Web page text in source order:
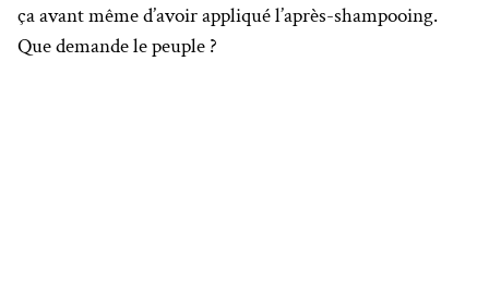
ça avant même d’avoir appliqué l’après-shampooing.
Que demande le peuple ?